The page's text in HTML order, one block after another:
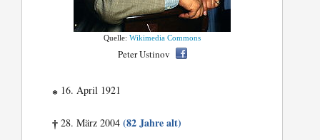
Quelle:Wikimedia Commons
Peter Ustinov
* 16. April 1921
† 28. März 2004(82 Jahre alt)